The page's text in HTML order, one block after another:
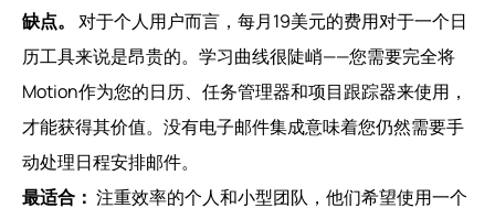
缺点。 对于个人用户而言，每月19美元的费用对于一个日
历工具来说是昂贵的。学习曲线很陡峭——您需要完全将
Motion作为您的日历、任务管理器和项目跟踪器来使用，
才能获得其价值。没有电子邮件集成意味着您仍然需要手
动处理日程安排邮件。
最适合： 注重效率的个人和小型团队，他们希望使用一个